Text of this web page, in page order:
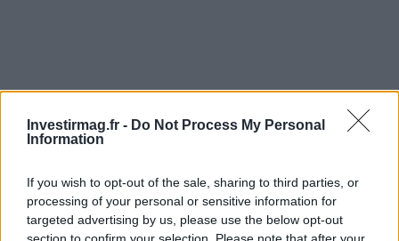
Investirmag.fr - Do Not Process My Personal
Information
If you wish to opt-out of the sale, sharing to third parties, or
processing of your personal or sensitive information for
targeted advertising by us, please use the below opt-out
AUTEUR